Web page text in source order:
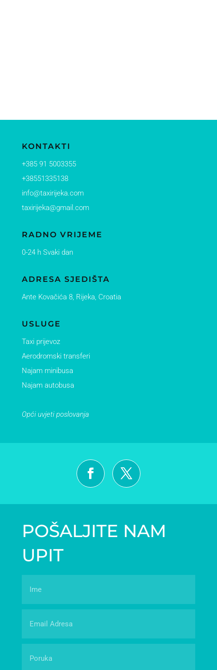
KONTAKTI
+385 91 5003355
+38551335138
info@taxirijeka.com
taxirijeka@gmail.com
RADNO VRIJEME
0-24 h Svaki dan
ADRESA SJEDIŠTA
Ante Kovačića 8, Rijeka, Croatia
USLUGE
Taxi prijevoz
Aerodromski transferi
Najam minibusa
Najam autobusa
Opći uvjeti poslovanja
POŠALJITE NAM
UPIT